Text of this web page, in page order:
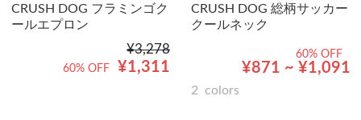
CRUSH DOG フラミンゴク
ールエプロン
¥3,278
¥1,311
60% OFF
CRUSH DOG 総柄サッカー
クールネック
¥871 ~ ¥1,091
60% OFF
2 colors